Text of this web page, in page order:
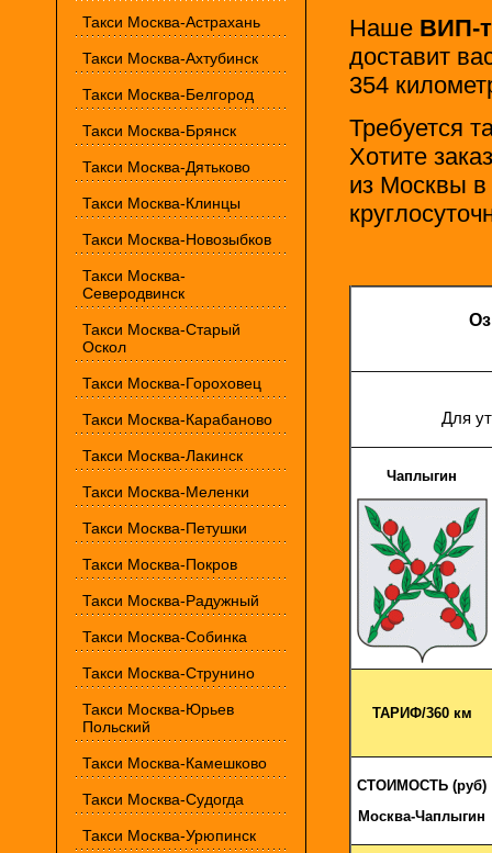
Такси Москва-Астрахань
Такси Москва-Ахтубинск
Такси Москва-Белгород
Такси Москва-Брянск
Такси Москва-Дятьково
Такси Москва-Клинцы
Такси Москва-Новозыбков
Такси Москва-
Северодвинск
Такси Москва-Старый
Оскол
Такси Москва-Гороховец
Такси Москва-Карабаново
Такси Москва-Лакинск
Такси Москва-Меленки
Такси Москва-Петушки
Такси Москва-Покров
Такси Москва-Радужный
Такси Москва-Собинка
Такси Москва-Струнино
Такси Москва-Юрьев
Польский
Такси Москва-Камешково
Такси Москва-Судогда
Такси Москва-Урюпинск
Наше ВИП-
доставит
354
Требуется
Хотите
из Москвы
Для
Чаплыгин
ТАРИФ/360 км
СТОИМОСТЬ (руб)
Москва-Чаплыгин